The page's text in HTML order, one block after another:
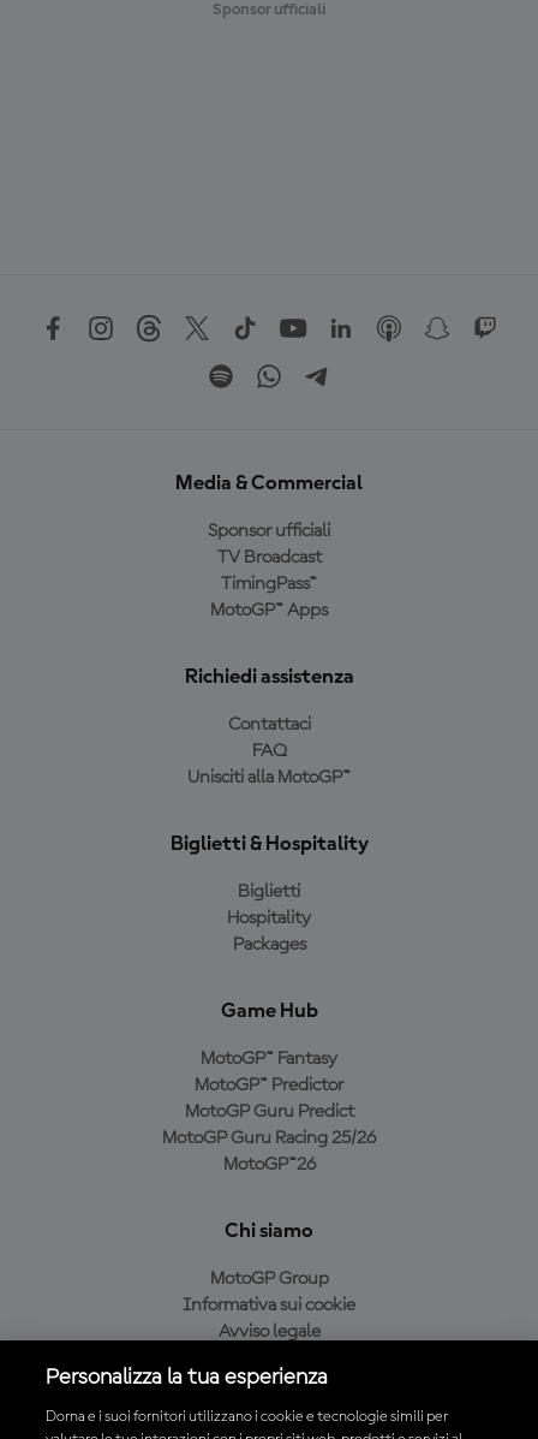
Sponsor ufficiali
Media & Commercial
Sponsor ufficiali
TV Broadcast
TimingPass™
MotoGP™ Apps
Richiedi assistenza
Contattaci
FAQ
Unisciti alla MotoGP™
Biglietti & Hospitality
Biglietti
Hospitality
Packages
Game Hub
MotoGP™ Fantasy
MotoGP™ Predictor
MotoGP Guru Predict
MotoGP Guru Racing 25/26
MotoGP™26
Chi siamo
MotoGP Group
Informativa sui cookie
Avviso legale
Condizioni di acquisto
Personalizza la tua esperienza
Dorna e i suoi fornitori utilizzano i cookie e tecnologie simili per